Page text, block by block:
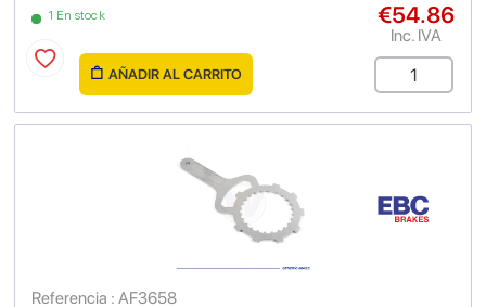
1 En stock €54.86
Inc. IVA
AÑADIR AL CARRITO
Referencia : AF3658